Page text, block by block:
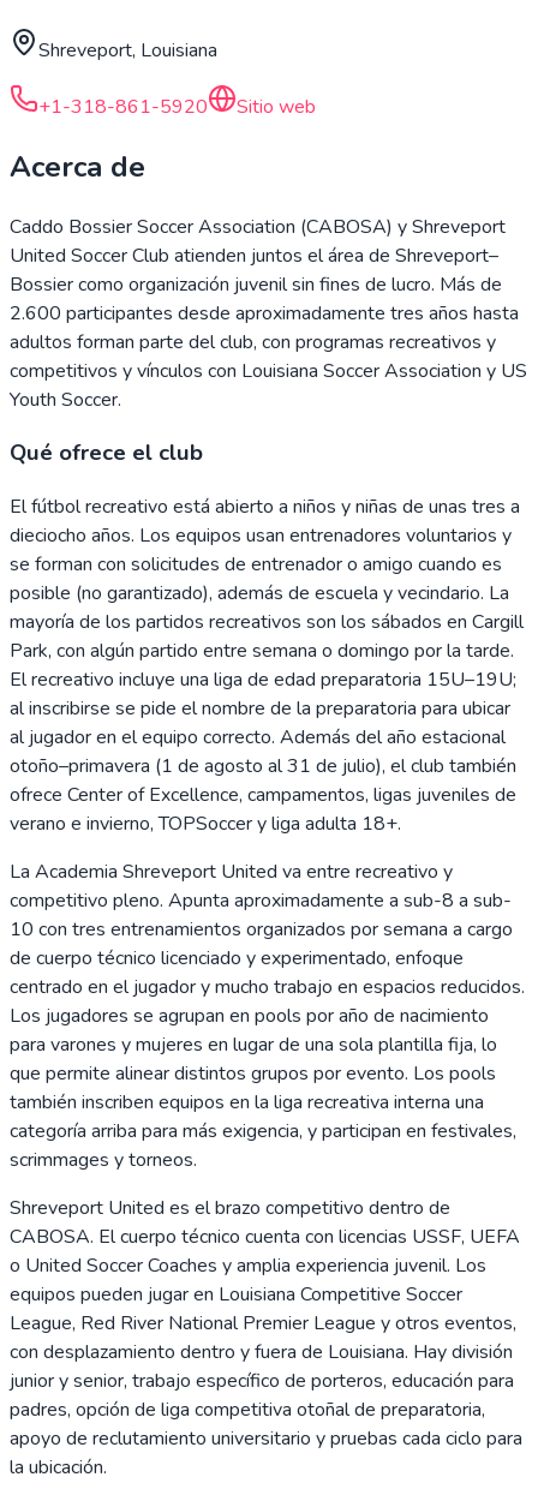
Shreveport, Louisiana
+1-318-861-5920 Sitio web
Acerca de
Caddo Bossier Soccer Association (CABOSA) y Shreveport
United Soccer Club atienden juntos el área de Shreveport–
Bossier como organización juvenil sin fines de lucro. Más de
2.600 participantes desde aproximadamente tres años hasta
adultos forman parte del club, con programas recreativos y
competitivos y vínculos con Louisiana Soccer Association y US
Youth Soccer.
Qué ofrece el club
El fútbol recreativo está abierto a niños y niñas de unas tres a
dieciocho años. Los equipos usan entrenadores voluntarios y
se forman con solicitudes de entrenador o amigo cuando es
posible (no garantizado), además de escuela y vecindario. La
mayoría de los partidos recreativos son los sábados en Cargill
Park, con algún partido entre semana o domingo por la tarde.
El recreativo incluye una liga de edad preparatoria 15U–19U;
al inscribirse se pide el nombre de la preparatoria para ubicar
al jugador en el equipo correcto. Además del año estacional
otoño–primavera (1 de agosto al 31 de julio), el club también
ofrece Center of Excellence, campamentos, ligas juveniles de
verano e invierno, TOPSoccer y liga adulta 18+.
La Academia Shreveport United va entre recreativo y
competitivo pleno. Apunta aproximadamente a sub-8 a sub-
10 con tres entrenamientos organizados por semana a cargo
de cuerpo técnico licenciado y experimentado, enfoque
centrado en el jugador y mucho trabajo en espacios reducidos.
Los jugadores se agrupan en pools por año de nacimiento
para varones y mujeres en lugar de una sola plantilla fija, lo
que permite alinear distintos grupos por evento. Los pools
también inscriben equipos en la liga recreativa interna una
categoría arriba para más exigencia, y participan en festivales,
scrimmages y torneos.
Shreveport United es el brazo competitivo dentro de
CABOSA. El cuerpo técnico cuenta con licencias USSF, UEFA
o United Soccer Coaches y amplia experiencia juvenil. Los
equipos pueden jugar en Louisiana Competitive Soccer
League, Red River National Premier League y otros eventos,
con desplazamiento dentro y fuera de Louisiana. Hay división
junior y senior, trabajo específico de porteros, educación para
padres, opción de liga competitiva otoñal de preparatoria,
apoyo de reclutamiento universitario y pruebas cada ciclo para
la ubicación.